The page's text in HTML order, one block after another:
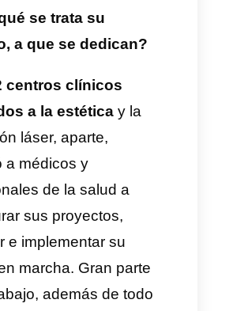
solución les ha
y escalar la forma en
se comunican hoy en
la entrevista:
qué se trata su
a que se dedican?